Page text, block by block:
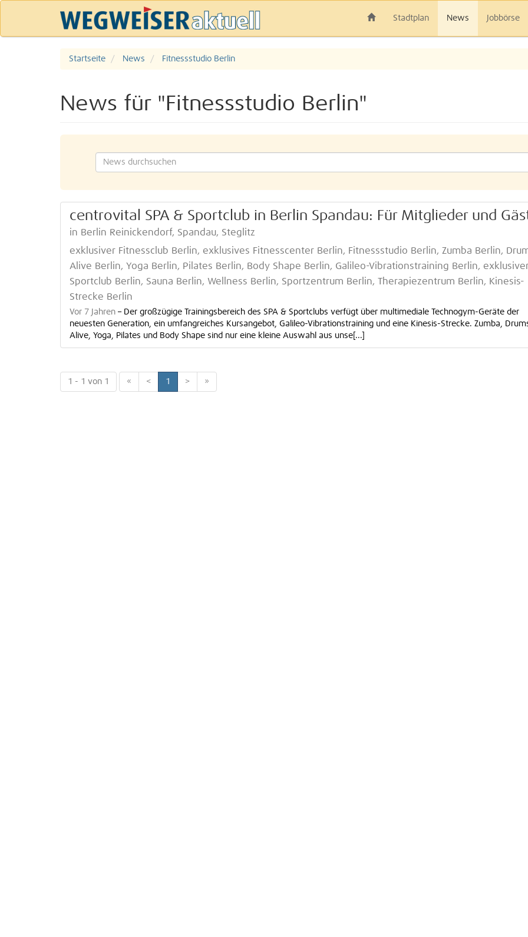
Stadtplan News Jobbörse
Startseite News Fitnessstudio Berlin
News für "Fitnessstudio Berlin"
centrovital SPA & Sportclub in Berlin Spandau: Für Mitglieder und
in Berlin Reinickendorf, Spandau, Steglitz
exklusiver Fitnessclub Berlin, exklusives Fitnesscenter Berlin, Fitnessstudio Berlin, Zumba Berlin,
Alive Berlin, Yoga Berlin, Pilates Berlin, Body Shape Berlin, Galileo-Vibrationstraining Berlin,
Sportclub Berlin, Sauna Berlin, Wellness Berlin, Sportzentrum Berlin, Therapiezentrum Berlin, Kinesis-
Strecke Berlin
Vor 7 Jahren – Der großzügige Trainingsbereich des SPA & Sportclubs verfügt über multimediale Technogym-Geräte der
neuesten Generation, ein umfangreiches Kursangebot, Galileo-Vibrationstraining und eine Kinesis-Strecke. Zumba,
Alive, Yoga, Pilates und Body Shape sind nur eine kleine Auswahl aus unse[...]
1 - 1 von 1 « < 1 > »